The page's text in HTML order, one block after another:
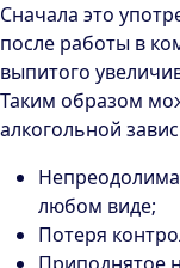
Сначала это
после работы в
выпитого
Таким образом
алкогольной
любом виде;
Потеря